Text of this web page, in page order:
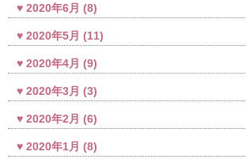
2020年6月 (8)
2020年5月 (11)
2020年4月 (9)
2020年3月 (3)
2020年2月 (6)
2020年1月 (8)